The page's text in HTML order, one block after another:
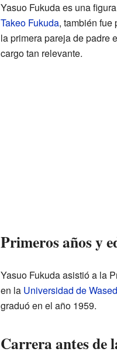
Yasuo Fukuda es una
Takeo Fukuda, también fue
la primera pareja de padre
cargo tan relevante.
Primeros años y
Yasuo Fukuda asistió a la
en la Universidad de
graduó en el año 1959.
Carrera antes de